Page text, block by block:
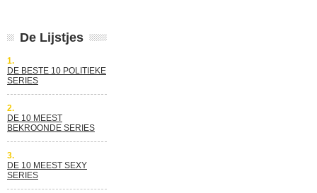
De Lijstjes
1.
DE BESTE 10 POLITIEKE
SERIES
2.
DE 10 MEEST
BEKROONDE SERIES
3.
DE 10 MEEST SEXY
SERIES